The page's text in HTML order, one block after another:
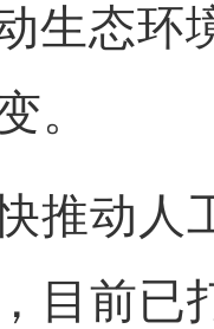
生态环
。
动人
目前已